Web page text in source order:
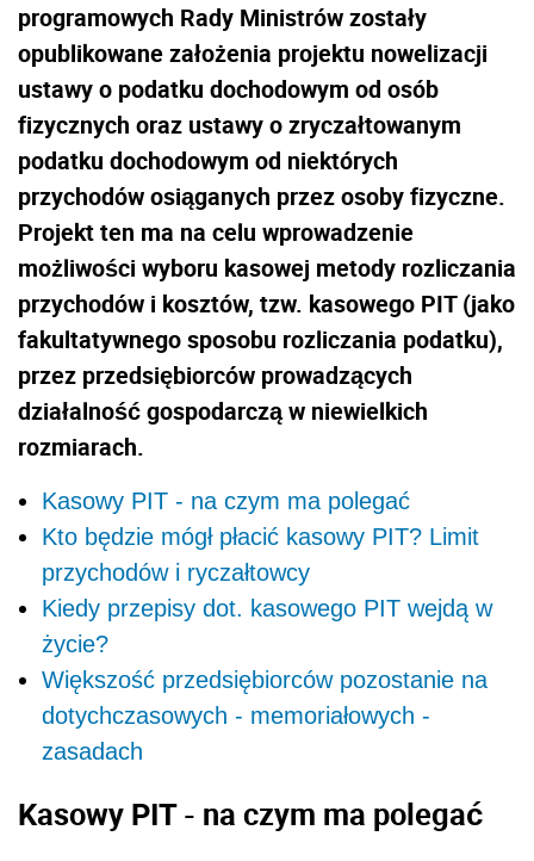
programowych Rady Ministrów zostały
opublikowane założenia projektu nowelizacji
ustawy o podatku dochodowym od osób
fizycznych oraz ustawy o zryczałtowanym
podatku dochodowym od niektórych
przychodów osiąganych przez osoby fizyczne.
Projekt ten ma na celu wprowadzenie
możliwości wyboru kasowej metody rozliczania
przychodów i kosztów, tzw. kasowego PIT (jako
fakultatywnego sposobu rozliczania podatku),
przez przedsiębiorców prowadzących
działalność gospodarczą w niewielkich
rozmiarach.
Kasowy PIT - na czym ma polegać
Kto będzie mógł płacić kasowy PIT? Limit
przychodów i ryczałtowcy
Kiedy przepisy dot. kasowego PIT wejdą w
życie?
Większość przedsiębiorców pozostanie na
dotychczasowych - memoriałowych -
zasadach
Kasowy PIT - na czym ma polegać